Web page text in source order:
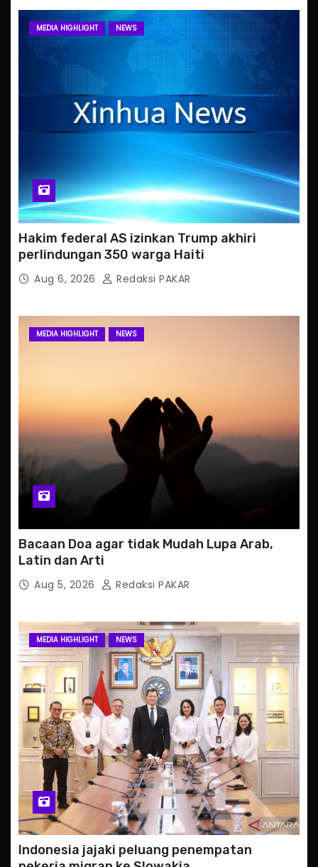
MEDIA HIGHLIGHT NEWS
Hakim federal AS izinkan Trump akhiri
perlindungan 350 warga Haiti
Aug 6, 2026 Redaksi PAKAR
MEDIA HIGHLIGHT NEWS
Bacaan Doa agar tidak Mudah Lupa Arab,
Latin dan Arti
Aug 5, 2026 Redaksi PAKAR
MEDIA HIGHLIGHT NEWS
Indonesia jajaki peluang penempatan